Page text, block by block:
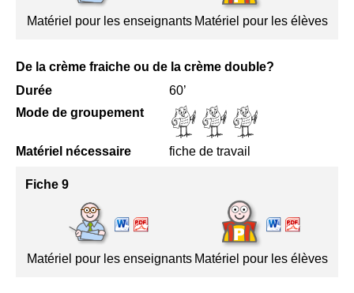
Matériel pour les enseignants Matériel pour les élèves
De la crème fraiche ou de la crème double?
Durée
60’
Mode de groupement
Matériel nécessaire fiche de travail
Fiche 9
Matériel pour les enseignants Matériel pour les élèves